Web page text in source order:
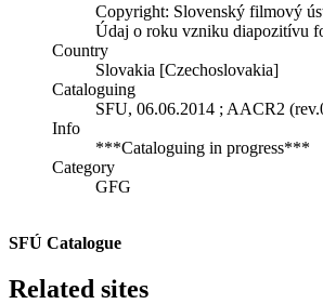
Copyright: Slovenský filmový
Údaj o roku vzniku diapozitívu
Country
Slovakia [Czechoslovakia]
Cataloguing
SFU, 06.06.2014 ; AACR2
Info
***Cataloguing in progress***
Category
GFG
SFÚ Catalogue
Related sites